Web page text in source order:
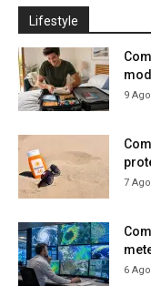
Lifestyle
9
7
6